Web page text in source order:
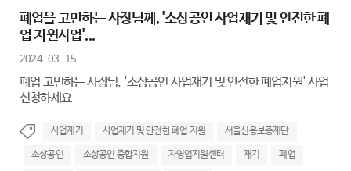
폐업을 고민하는 사장님께, '소상공인 사업재기 및 안전한 폐
업 지원사업'...
2024-03-15
폐업 고민하는 사장님, '소상공인 사업재기 및 안전한 폐업지원' 사업
신청하세요
사업재기 사업재기 및 안전한 폐업 지원 서울신용보증재단
소상공인 소상공인 종합지원 자영업지원센터 재기 폐업